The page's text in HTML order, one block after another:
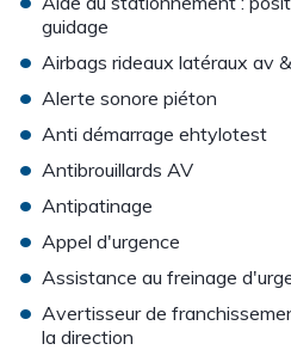
guidage
• Airbags rideaux latéraux av
• Alerte sonore piéton
• Anti démarrage ehtylotest
• Antibrouillards AV
• Antipatinage
• Appel d'urgence
• Assistance au freinage
• Avertisseur de
la direction